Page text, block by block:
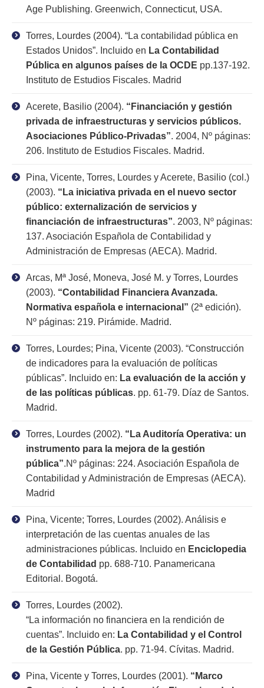
Age Publishing. Greenwich, Connecticut, USA.
Torres, Lourdes (2004). “La contabilidad pública en
Estados Unidos”. Incluido en La Contabilidad
Pública en algunos países de la OCDE pp.137-192.
Instituto de Estudios Fiscales. Madrid
Acerete, Basilio (2004). “Financiación y gestión
privada de infraestructuras y servicios públicos.
Asociaciones Público-Privadas”. 2004, Nº páginas:
206. Instituto de Estudios Fiscales. Madrid.
Pina, Vicente, Torres, Lourdes y Acerete, Basilio (col.)
(2003). “La iniciativa privada en el nuevo sector
público: externalización de servicios y
financiación de infraestructuras”. 2003, Nº páginas:
137. Asociación Española de Contabilidad y
Administración de Empresas (AECA). Madrid.
Arcas, Mª José, Moneva, José M. y Torres, Lourdes
(2003). “Contabilidad Financiera Avanzada.
Normativa española e internacional” (2ª edición).
Nº páginas: 219. Pirámide. Madrid.
Torres, Lourdes; Pina, Vicente (2003). “Construcción
de indicadores para la evaluación de políticas
públicas”. Incluido en: La evaluación de la acción y
de las políticas públicas. pp. 61-79. Díaz de Santos.
Madrid.
Torres, Lourdes (2002). “La Auditoría Operativa: un
instrumento para la mejora de la gestión
pública”.Nº páginas: 224. Asociación Española de
Contabilidad y Administración de Empresas (AECA).
Madrid
Pina, Vicente; Torres, Lourdes (2002). Análisis e
interpretación de las cuentas anuales de las
administraciones públicas. Incluido en Enciclopedia
de Contabilidad pp. 688-710. Panamericana
Editorial. Bogotá.
Torres, Lourdes (2002).
“La información no financiera en la rendición de
cuentas”. Incluido en: La Contabilidad y el Control
de la Gestión Pública. pp. 71-94. Cívitas. Madrid.
Pina, Vicente y Torres, Lourdes (2001). “Marco